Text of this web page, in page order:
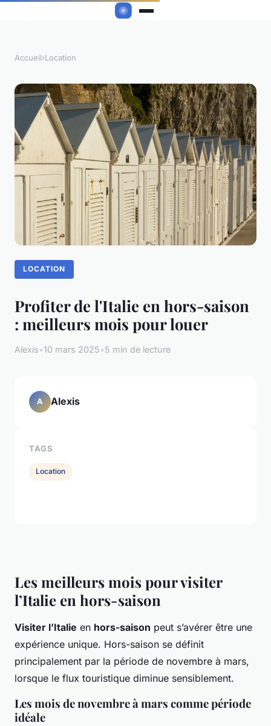
Accueil›Location
LOCATION
Profiter de l'Italie en hors-saison
: meilleurs mois pour louer
Alexis•10 mars 2025•5 min de lecture
Les meilleurs mois pour visiter
l’Italie en hors-saison
Visiter l’Italie en hors-saison peut s’avérer être une
expérience unique. Hors-saison se définit
principalement par la période de novembre à mars,
lorsque le flux touristique diminue sensiblement.
Les mois de novembre à mars comme période
idéale
A Alexis
TAGS
Location